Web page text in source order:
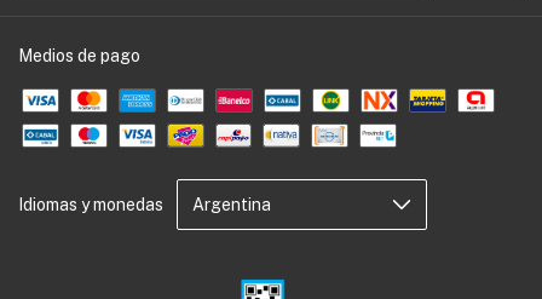
Medios de pago
Idiomas y monedas